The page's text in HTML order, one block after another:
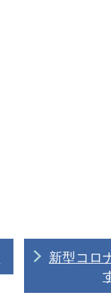
新型コロ